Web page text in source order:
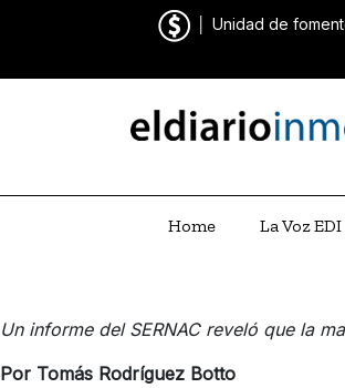
Unidad de
Home La Voz EDI
Un informe del SERNAC reveló que la
Por Tomás Rodríguez Botto